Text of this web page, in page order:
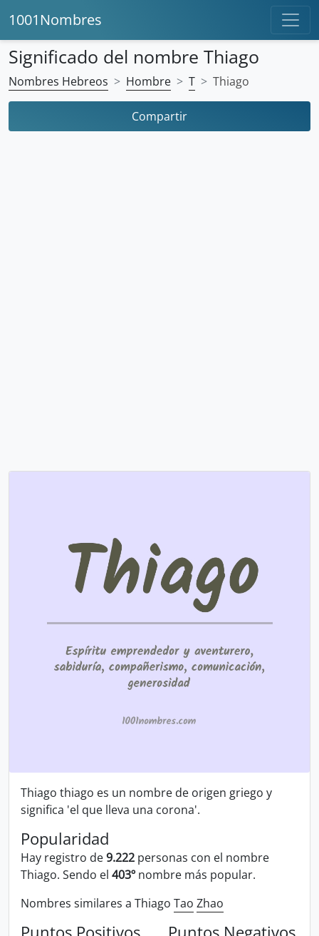
1001Nombres
Significado del nombre Thiago
Nombres Hebreos Hombre T Thiago
Compartir
Thiago thiago es un nombre de origen griego y
significa 'el que lleva una corona'.
Popularidad
Hay registro de9.222 personas con el nombre
Thiago. Sendo el 403º nombre más popular.
Nombres similares a Thiago Tao Zhao